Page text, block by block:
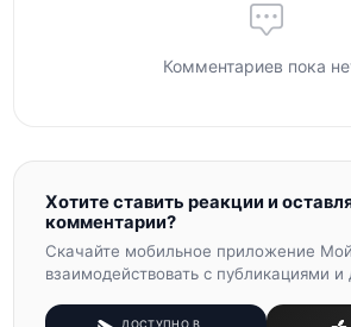
Комментариев пока
Хотите ставить реакции и
комментарии?
Скачайте мобильное приложение
взаимодействовать с публикациями и
ДОСТУПНО В